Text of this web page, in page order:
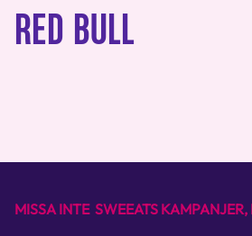
RED BULL
MISSA INTE SWEEATS KAMPANJER,